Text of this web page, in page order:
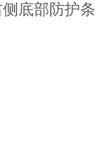
底部防护条